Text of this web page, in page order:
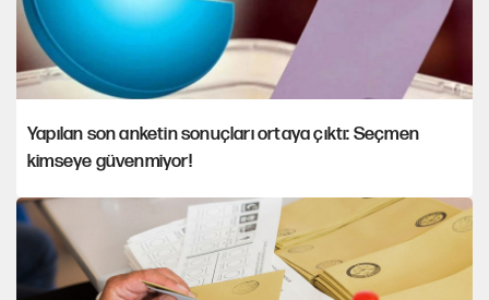
Yapılan son anketin sonuçları ortaya çıktı: Seçmen
kimseye güvenmiyor!